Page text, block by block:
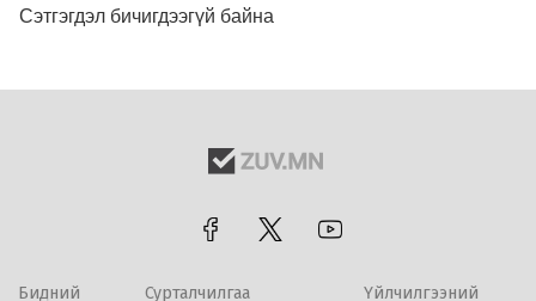
Сэтгэгдэл бичигдээгүй байна
Бидний Сурталчилгаа Үйлчилгээний